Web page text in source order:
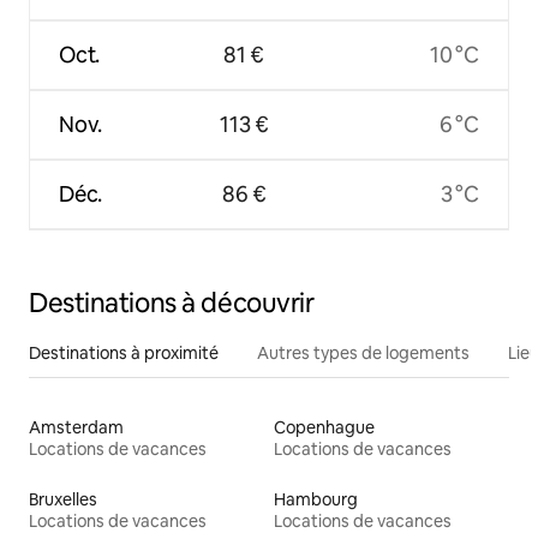
Oct.
Nov.
Déc.
81 €
113 €
86 €
10 °C
6 °C
3 °C
Destinations à découvrir
Destinations à proximité Autres types de logements
Amsterdam
Locations de vacances
Copenhague
Locations de vacances
Bruxelles
Locations de vacances
Hambourg
Locations de vacances